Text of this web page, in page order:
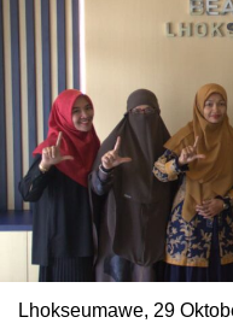
Lhokseumawe, 29